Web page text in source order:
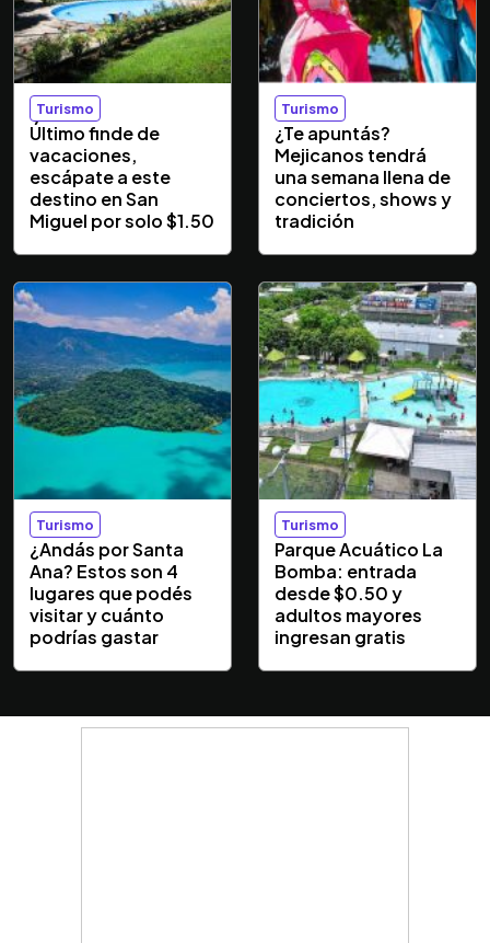
Turismo
Último finde de
vacaciones,
escápate a este
destino en San
Miguel por solo $1.50
Turismo
¿Te apuntás?
Mejicanos tendrá
una semana llena de
conciertos, shows y
tradición
Turismo
¿Andás por Santa
Ana? Estos son 4
lugares que podés
visitar y cuánto
podrías gastar
Turismo
Parque Acuático La
Bomba: entrada
desde $0.50 y
adultos mayores
ingresan gratis